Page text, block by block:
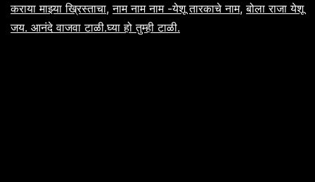
गीते
कराया माझ्या ख्रिस्ताचा,नाम नाम नाम -येशू तारकाचे नाम,बोला राजा येशू
जय. आनंदे वाजवा टाळी.घ्या हो तुम्ही टाळी.